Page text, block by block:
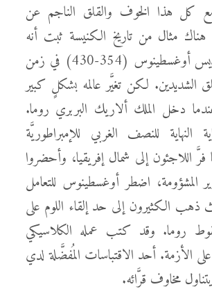
كل هذا الخوف والقلق الناجم عن
هناك مثال من تاريخ الكنيسة ثبت أنه
مفيد. عاش القديس أوغسطينوس (354-430) في زمن
الشديدين. لكن تغيَّر عالمه بشكلٍ كبير
عام 410 عندما دخل الملك ألاريك البربري روما.
للنصف الغربي للإمبراطوريَّة
فرَّ اللاجئون إلى شمال إفريقيا، وأحضروا
المشؤومة، اضطر أوغسطينوس للتعامل
الكثيرون إلى حد إلقاء اللوم على
روما. وقد كتب عمله الكلاسيكي
على الأزمة. أحد الاقتباسات المُفضَّلة لدي
مخاوف قرَّائه.